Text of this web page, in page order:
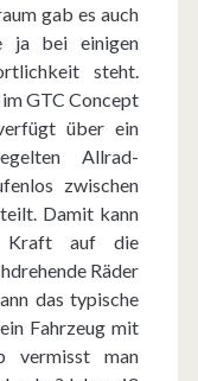
gab es auch
ja bei einigen
steht.
GTC Concept
über ein
Allrad-
zwischen
Damit kann
Kraft auf die
Räder
das typische
Fahrzeug mit
vermisst man